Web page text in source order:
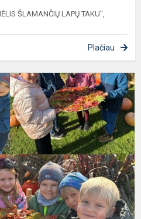
ŠLAMANČIŲ LAPŲ TAKU",
Plačiau